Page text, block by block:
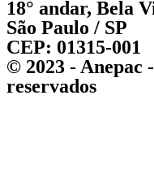
18° andar, Bela
São Paulo / SP
CEP: 01315-001
© 2023 - Anepac
reservados